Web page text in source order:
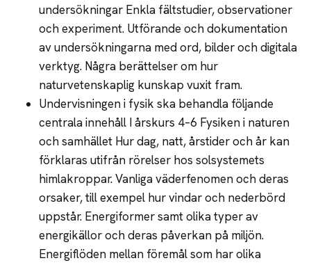
undersökningar Enkla fältstudier, observationer
och experiment. Utförande och dokumentation
av undersökningarna med ord, bilder och digitala
verktyg. Några berättelser om hur
naturvetenskaplig kunskap vuxit fram.
Undervisningen i fysik ska behandla följande
centrala innehåll I årskurs 4–6 Fysiken i naturen
och samhället Hur dag, natt, årstider och år kan
förklaras utifrån rörelser hos solsystemets
himlakroppar. Vanliga väderfenomen och deras
orsaker, till exempel hur vindar och nederbörd
uppstår. Energiformer samt olika typer av
energikällor och deras påverkan på miljön.
Energiflöden mellan föremål som har olika